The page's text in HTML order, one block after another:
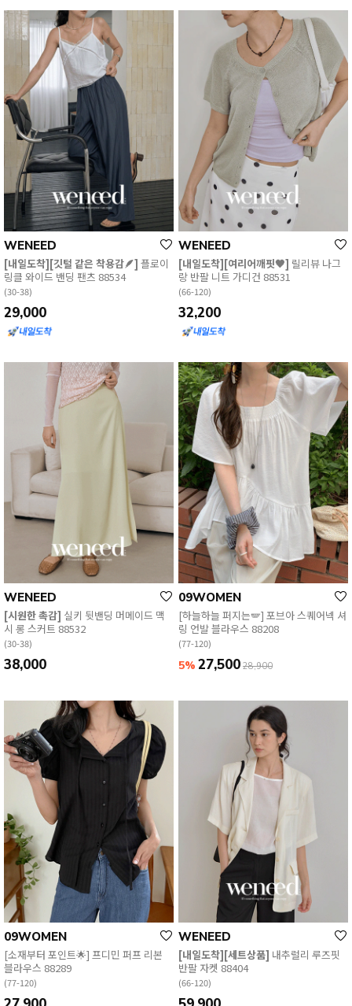
English
繁體中文
WENEED
[내일도착][깃털 같은 착용감🪶] 플로이
링클 와이드 밴딩 팬츠 88534
(30-38)
29,000
WENEED
[내일도착][여리어깨핏🖤] 릴리뷰 나그
랑 반팔 니트 가디건 88531
(66-120)
32,200
WENEED
[시원한 촉감] 실키 뒷밴딩 머메이드 맥
시 롱 스커트 88532
(30-38)
38,000
09WOMEN
[하늘하늘 퍼지는🪽] 포브아 스퀘어넥 셔
링 언발 블라우스 88208
(77-120)
5% 27,500 28,900
09WOMEN
[소재부터 포인트🌟] 프디민 퍼프 리본
블라우스 88289
(77-120)
WENEED
[내일도착][세트상품] 내추럴리 루즈핏
반팔 자켓 88404
(66-120)